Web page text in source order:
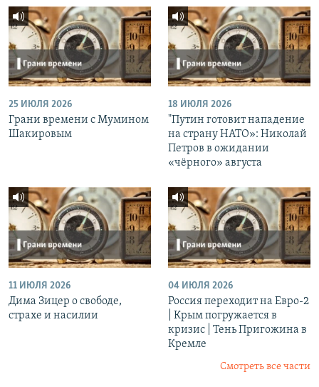
25 ИЮЛЯ 2026
Грани времени с Мумином
Шакировым
18 ИЮЛЯ 2026
"Путин готовит нападение
на страну НАТО»: Николай
Петров в ожидании
«чёрного» августа
11 ИЮЛЯ 2026
Дима Зицер о свободе,
страхе и насилии
04 ИЮЛЯ 2026
Россия переходит на Евро-2
| Крым погружается в
кризис | Тень Пригожина в
Кремле
Смотреть все части